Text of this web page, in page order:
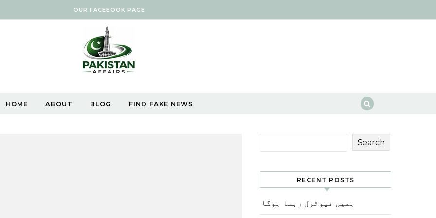
OUR FACEBOOK PAGE
HOME ABOUT BLOG FIND FAKE NEWS
Search
RECENT POSTS
ہمیں نیوٹرل رہنا ہوگا